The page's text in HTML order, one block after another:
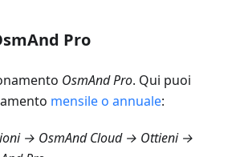
Pro
OsmAnd Pro. Qui puoi
mensile o annuale:
→ OsmAnd Cloud → Ottieni→